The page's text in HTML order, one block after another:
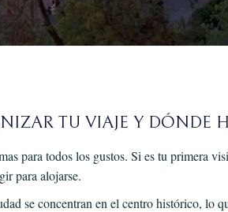
TU VIAJE Y DÓNDE
para todos los gustos. Si es tu primera
para alojarse.
se concentran en el centro histórico, lo